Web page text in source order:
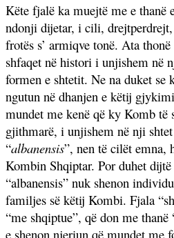
Këte fjalë ka muejtë me e thanë
ndonji dijetar, i cili,
frotës s’ armiqve tonë. Ata
shfaqet në histori i unjishem në
formen e shtetit. Ne na duket se
ngutun në dhanjen e këtij
mundet me kenë që ky Komb të
gjithmarë, i unjishem në nji
“albanensis”, nen të cilët emna,
Kombin Shqiptar. Por duhet
“albanensis” nuk shenon
familjes së këtij Kombi. Fjala
“me shqiptue”, që don me thanë
e shenon njeriun që mundet me